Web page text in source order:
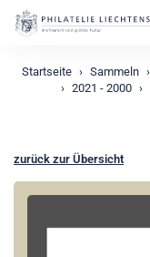
Startseite Sammeln
2021 - 2000
zurück zur Übersicht